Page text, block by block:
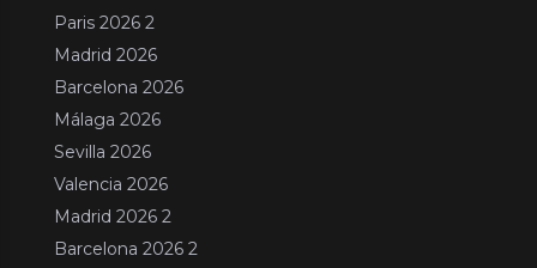
Paris 2026 2
Madrid 2026
Barcelona 2026
Málaga 2026
Sevilla 2026
Valencia 2026
Madrid 2026 2
Barcelona 2026 2